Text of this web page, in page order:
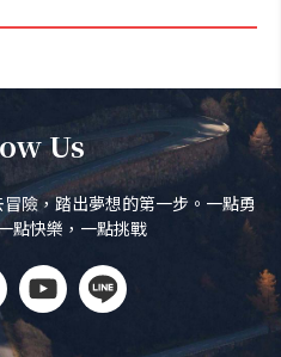
Us
險，踏出夢想的第一步。一點勇
點快樂，一點挑戰